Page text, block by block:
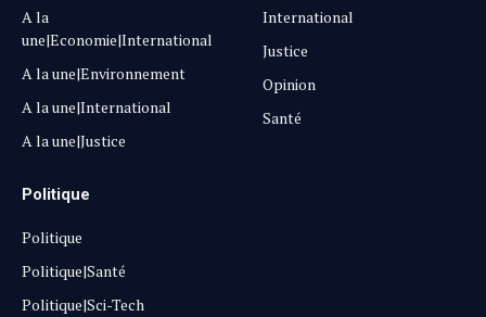
A la
une|Economie|International
A la une|Environnement
A la une|International
A la une|Justice
International
Justice
Opinion
Santé
Politique
Politique
Politique|Santé
Politique|Sci-Tech